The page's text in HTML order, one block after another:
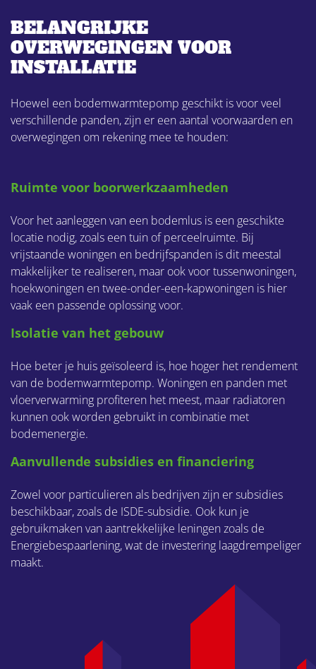
BELANGRIJKE
OVERWEGINGEN VOOR
INSTALLATIE
Hoewel een bodemwarmtepomp geschikt is voor veel
verschillende panden, zijn er een aantal voorwaarden en
overwegingen om rekening mee te houden:
Ruimte voor boorwerkzaamheden
Voor het aanleggen van een bodemlus is een geschikte
locatie nodig, zoals een tuin of perceelruimte. Bij
vrijstaande woningen en bedrijfspanden is dit meestal
makkelijker te realiseren, maar ook voor tussenwoningen,
hoekwoningen en twee-onder-een-kapwoningen is hier
vaak een passende oplossing voor.
Isolatie van het gebouw
Hoe beter je huis geïsoleerd is, hoe hoger het rendement
van de bodemwarmtepomp. Woningen en panden met
vloerverwarming profiteren het meest, maar radiatoren
kunnen ook worden gebruikt in combinatie met
bodemenergie.
Aanvullende subsidies en financiering
Zowel voor particulieren als bedrijven zijn er subsidies
beschikbaar, zoals de ISDE-subsidie. Ook kun je
gebruikmaken van aantrekkelijke leningen zoals de
Energiebespaarlening, wat de investering laagdrempeliger
maakt.